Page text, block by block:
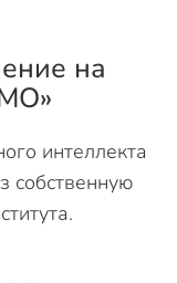
на
интеллекта
собственную